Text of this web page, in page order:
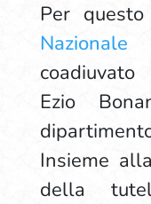
Per
Ezio
Insieme
della